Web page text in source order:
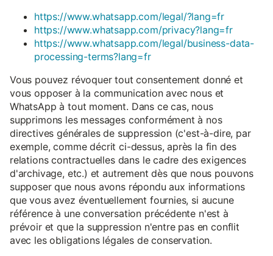
https://www.whatsapp.com/legal/?lang=fr
https://www.whatsapp.com/privacy?lang=fr
https://www.whatsapp.com/legal/business-data-
processing-terms?lang=fr
Vous pouvez révoquer tout consentement donné et
vous opposer à la communication avec nous et
WhatsApp à tout moment. Dans ce cas, nous
supprimons les messages conformément à nos
directives générales de suppression (c'est-à-dire, par
exemple, comme décrit ci-dessus, après la fin des
relations contractuelles dans le cadre des exigences
d'archivage, etc.) et autrement dès que nous pouvons
supposer que nous avons répondu aux informations
que vous avez éventuellement fournies, si aucune
référence à une conversation précédente n'est à
prévoir et que la suppression n'entre pas en conflit
avec les obligations légales de conservation.